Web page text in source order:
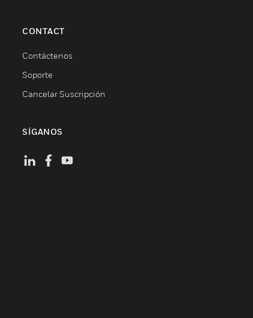
CONTACT
Contáctenos
Soporte
Cancelar Suscripción
SÍGANOS